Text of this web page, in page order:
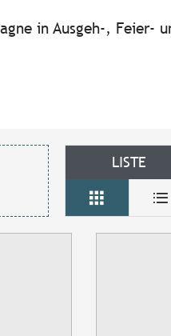
in Ausgeh-, Feier-
LISTE